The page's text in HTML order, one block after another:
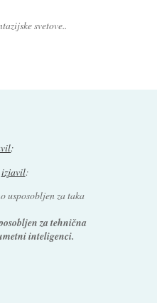
svetove..
:
izjavil:
usposobljen za taka
za tehnična
inteligenci.